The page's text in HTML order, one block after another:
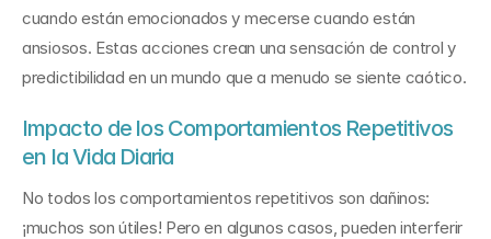
cuando están emocionados y mecerse cuando están
ansiosos. Estas acciones crean una sensación de control y
predictibilidad en un mundo que a menudo se siente caótico.
Impacto de los Comportamientos Repetitivos
en la Vida Diaria
No todos los comportamientos repetitivos son dañinos:
¡muchos son útiles! Pero en algunos casos, pueden interferir